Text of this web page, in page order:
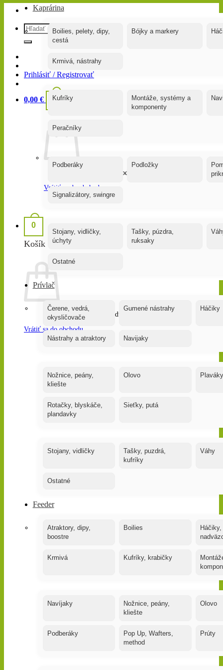
Hľadať:
Prihlásiť / Registrovať
0,00 € 0
Žiadne produkty v košíku.
Vrátiť sa do obchodu
0
Košík
Žiadne produkty v košíku.
Vrátiť sa do obchodu
Kaprárina
Boilies, pelety, dipy,
cestá
Bójky a markery
Krmivá, nástrahy
Kufríky
Montáže, systémy a
komponenty
Peračníky
Podberáky Podložky
Signalizátory, swingre
Stojany, vidličky,
úchyty
Tašky, púzdra,
ruksaky
Ostatné
Prívlač
Čerene, vedrá,
okysličovače
Gumené nástrahy Háčiky
Nástrahy a atraktory Navijaky
Nožnice, peány,
kliešte
Olovo Plaváky
Rotačky, blyskáče,
plandavky
Sieťky, putá
Stojany, vidličky
Tašky, puzdrá,
kufríky
Váhy
Ostatné
Feeder
Atraktory, dipy,
boostre
Boilies
Krmivá Kufríky, krabičky
Navíjaky
Nožnice, peány,
kliešte
Olovo
Podberáky
Pop Up, Wafters,
method
Prúty